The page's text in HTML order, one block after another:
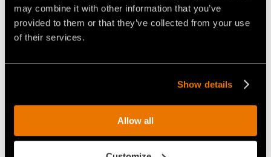
may combine it with other information that you’ve
provided to them or that they’ve collected from your use
of their services.
Show details
Allow all
VIDEO - FAE SCL/RCU -
L'AUTOMOTEUR SUR
ÉQUIPÉ DU BROYEUR